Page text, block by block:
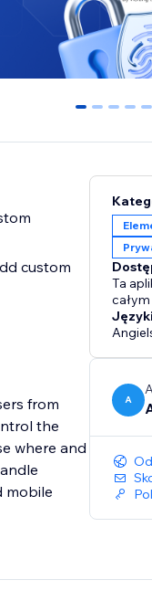
0 1 2 3 4
custom
from
the
where and
mobile
Ta
A